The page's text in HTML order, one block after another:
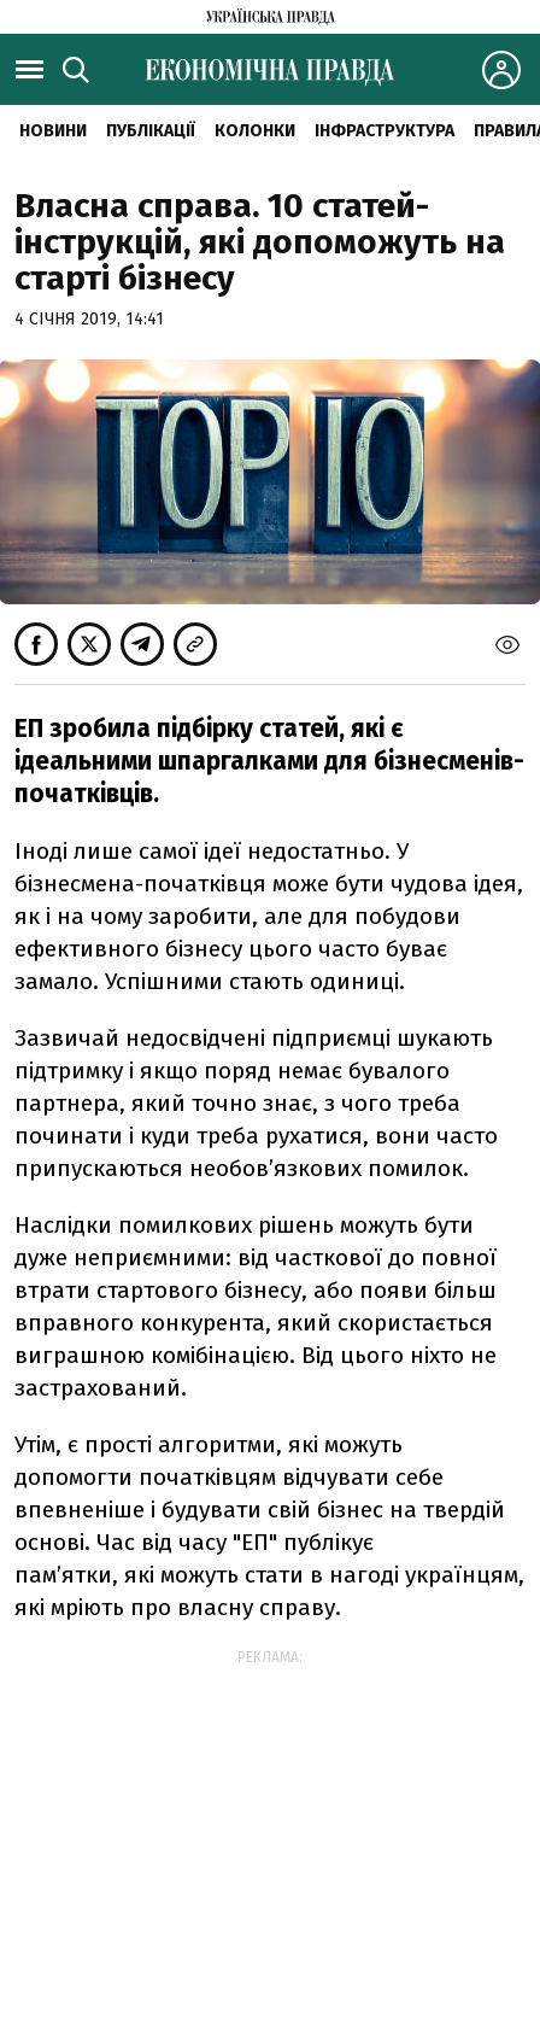
НОВИНИ ПУБЛІКАЦІЇ КОЛОНКИ ІНФРАСТРУКТУРА
Власна справа. 10 статей-
інструкцій, які допоможуть на
старті бізнесу
4 СІЧНЯ 2019, 14:41
ЕП зробила підбірку статей, які є
ідеальними шпаргалками для бізнесменів-
початківців.
Іноді лише самої ідеї недостатньо. У
бізнесмена-початківця може бути чудова ідея,
як і на чому заробити, але для побудови
ефективного бізнесу цього часто буває
замало. Успішними стають одиниці.
Зазвичай недосвідчені підприємці шукають
підтримку і якщо поряд немає бувалого
партнера, який точно знає, з чого треба
починати і куди треба рухатися, вони часто
припускаються необов’язкових помилок.
Наслідки помилкових рішень можуть бути
дуже неприємними: від часткової до повної
втрати стартового бізнесу, або появи більш
вправного конкурента, який скористається
виграшною комібінацією. Від цього ніхто не
застрахований.
Утім, є прості алгоритми, які можуть
допомогти початківцям відчувати себе
впевненіше і будувати свій бізнес на твердій
основі. Час від часу "ЕП" публікує
пам’ятки, які можуть стати в нагоді українцям,
які мріють про власну справу.
РЕКЛАМА: